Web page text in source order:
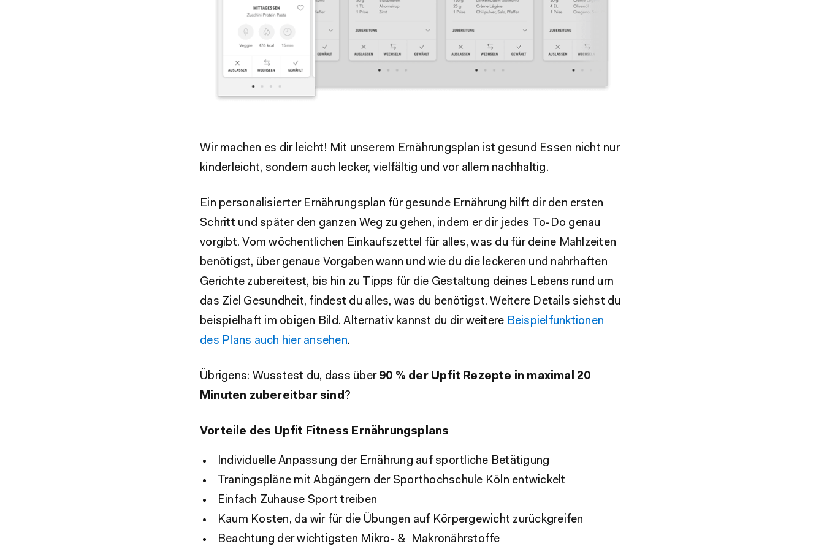
Wir machen es dir leicht! Mit unserem Ernährungsplan ist gesund Essen nicht nur
kinderleicht, sondern auch lecker, vielfältig und vor allem nachhaltig.
Ein personalisierter Ernährungsplan für gesunde Ernährung hilft dir den ersten
Schritt und später den ganzen Weg zu gehen, indem er dir jedes To-Do genau
vorgibt. Vom wöchentlichen Einkaufszettel für alles, was du für deine Mahlzeiten
benötigst, über genaue Vorgaben wann und wie du die leckeren und nahrhaften
Gerichte zubereitest, bis hin zu Tipps für die Gestaltung deines Lebens rund um
das Ziel Gesundheit, findest du alles, was du benötigst. Weitere Details siehst du
beispielhaft im obigen Bild. Alternativ kannst du dir weitere Beispielfunktionen
des Plans auch hier ansehen.
Übrigens: Wusstest du, dass über 90 % der Upfit Rezepte in maximal 20
Minuten zubereitbar sind?
Vorteile des Upfit Fitness Ernährungsplans
Individuelle Anpassung der Ernährung auf sportliche Betätigung
Traningspläne mit Abgängern der Sporthochschule Köln entwickelt
Einfach Zuhause Sport treiben
Kaum Kosten, da wir für die Übungen auf Körpergewicht zurückgreifen
Beachtung der wichtigsten Mikro- & Makronährstoffe